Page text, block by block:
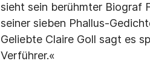
sieht sein berühmter Biograf
seiner sieben Phallus-
Geliebte Claire Goll sagt es
Verführer.«